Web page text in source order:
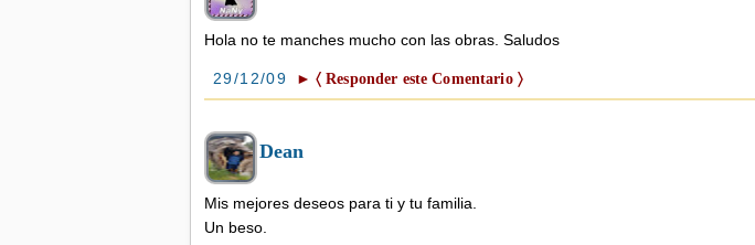
Hola no te manches mucho con las obras. Saludos
29/12/09 ► 〈 Responder este Comentario 〉
Dean
Mis mejores deseos para ti y tu familia.
Un beso.